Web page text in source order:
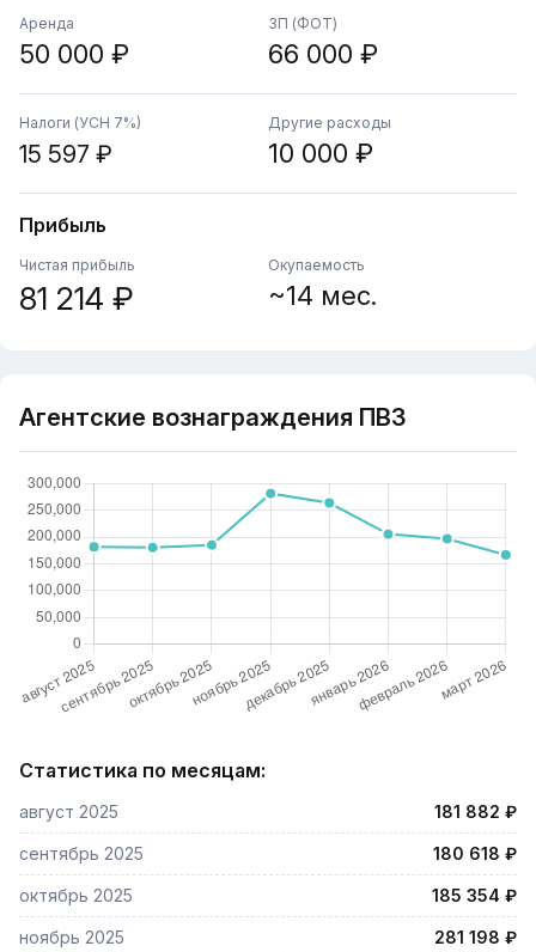
Аренда
50 000 ₽
ЗП (ФОТ)
66 000 ₽
Налоги (УСН 7%)
15 597 ₽
Другие расходы
10 000 ₽
Прибыль
Чистая прибыль
81 214 ₽
Окупаемость
~14 мес.
Агентские вознаграждения ПВЗ
Статистика по месяцам:
август 2025 181 882 ₽
сентябрь 2025 180 618 ₽
октябрь 2025 185 354 ₽
ноябрь 2025 281 198 ₽